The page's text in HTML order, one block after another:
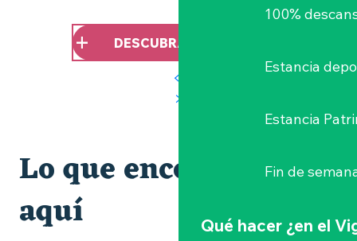
100%
Estancia
Estancia
Fin de
Qué hacer ¿en el
DESCUBRA EL DESTINO
Lo que encontrará
aquí